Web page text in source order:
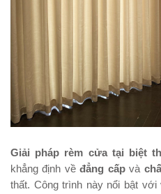
Giải pháp rèm cửa tại biệt
khẳng định vềđẳng cấpvà
thất. Công trình này nổi bật